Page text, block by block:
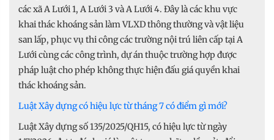
các xã A Lưới 1, A Lưới 3 và A Lưới 4. Đây là các khu vực
khai thác khoáng sản làm VLXD thông thường và vật liệu
san lấp, phục vụ thi công các trường nội trú liên cấp tại A
Lưới cùng các công trình, dự án thuộc trường hợp được
pháp luật cho phép không thực hiện đấu giá quyền khai
thác khoáng sản.
Luật Xây dựng có hiệu lực từ tháng 7 có điểm gì mới?
Luật Xây dựng số 135/2025/QH15, có hiệu lực từ ngày